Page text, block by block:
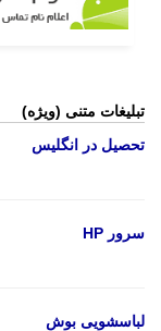
تبلیغات متنی (ویژه)
تحصیل در انگلیس
سرور HP
لباسشویی بوش